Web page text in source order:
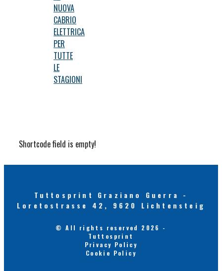
NUOVA
CABRIO
ELETTRICA
PER
TUTTE
LE
STAGIONI
Shortcode field is empty!
Tuttosprint Graziano Guerra -
Loretostrasse 42, 9620 Lichtensteig
© All rights reserved 2026 -
Tuttosprint
Privacy Policy
Cookie Policy